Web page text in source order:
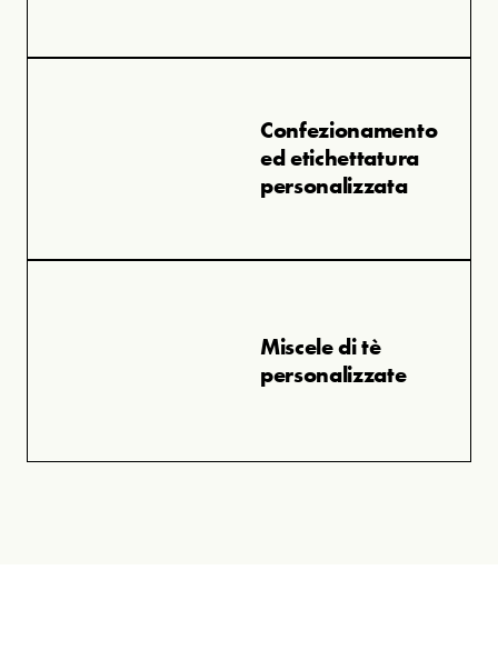
Confezionamento
ed etichettatura
personalizzata
Miscele di tè
personalizzate